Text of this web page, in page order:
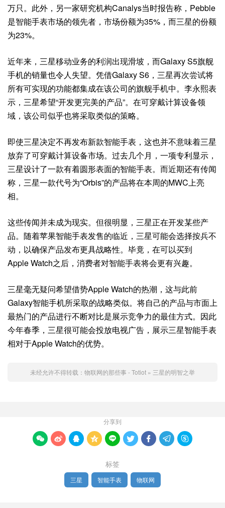
万只。此外，另一家研究机构Canalys当时报告称，Pebble
是智能手表市场的领先者，市场份额为35%，而三星的份额
为23%。
近年来，三星移动业务的利润出现滑坡，而Galaxy S5旗舰
手机的销量也令人失望。凭借Galaxy S6，三星再次尝试将
所有可实现的功能都集成在该公司的旗舰手机中。李永熙表
示，三星希望“开发更完美的产品”。在可穿戴计算设备领
域，该公司似乎也将采取类似的策略。
即使三星决定不再发布新款智能手表，这也并不意味着三星
放弃了可穿戴计算设备市场。过去几个月，一项专利显示，
三星设计了一款有着圆形表面的智能手表。而近期还有传闻
称，三星一款代号为“Orbis”的产品将在本周的MWC上亮
相。
这些传闻并未成为现实。但很明显，三星正在开发某些产
品。随着苹果智能手表发售的临近，三星可能会选择按兵不
动，以确保产品发布更具战略性。毕竟，在可以买到
Apple Watch之后，消费者对智能手表将会更有兴趣。
三星毫无疑问希望借势Apple Watch的热潮，这与此前
Galaxy智能手机所采取的战略类似。将自己的产品与市面上
最热门的产品进行不断对比是展示竞争力的最佳方式。因此
今年春季，三星很可能会投放电视广告，展示三星智能手表
相对于Apple Watch的优势。
未经允许不得转载： 物联网的那些事 - Totiot » 三星的明智之举
分享到
        
标签
三星 智能手表 物联网